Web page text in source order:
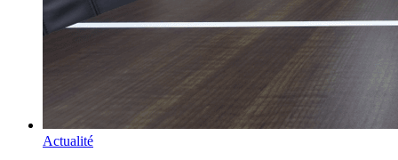
Actualité